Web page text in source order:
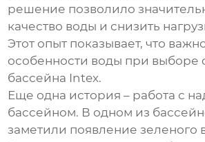
решение позволило
качество воды и снизить
Этот опыт показывает, что
особенности воды при выборе
бассейна Intex.
Еще одна история – работа с
бассейном. В одном из
заметили появление зеленого